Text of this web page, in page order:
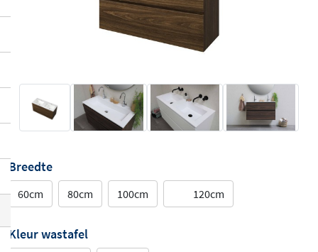
Breedte
60cm 80cm 100cm 120cm
Kleur wastafel